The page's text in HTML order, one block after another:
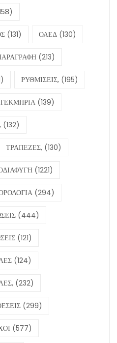
(131) ΟΑΕΔ (130)
(213)
ΡΥΘΜΙΣΕΙΣ, (195)
ΤΕΚΜΗΡΙΑ (139)
(132)
ΤΡΑΠΕΖΕΣ, (130)
(1221)
(294)
(444)
(121)
(124)
(232)
(299)
(577)